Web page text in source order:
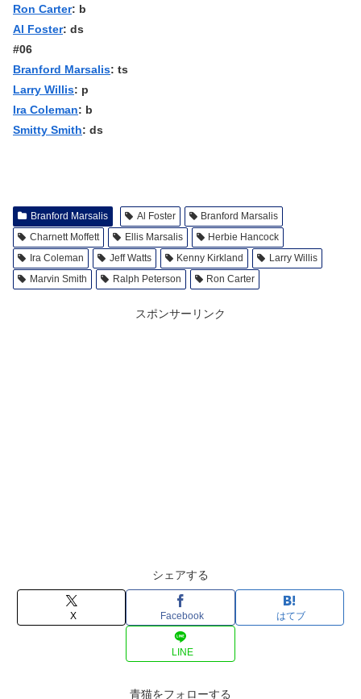
Ron Carter: b
Al Foster: ds
#06
Branford Marsalis: ts
Larry Willis: p
Ira Coleman: b
Smitty Smith: ds
Branford Marsalis Al Foster
Branford Marsalis
Charnett Moffett
Ellis Marsalis
Herbie Hancock
Ira Coleman
Jeff Watts Kenny Kirkland
Larry Willis
Marvin Smith
Ralph Peterson Ron Carter
スポンサーリンク
シェアする
X Facebook はてブ
LINE
青猫をフォローする